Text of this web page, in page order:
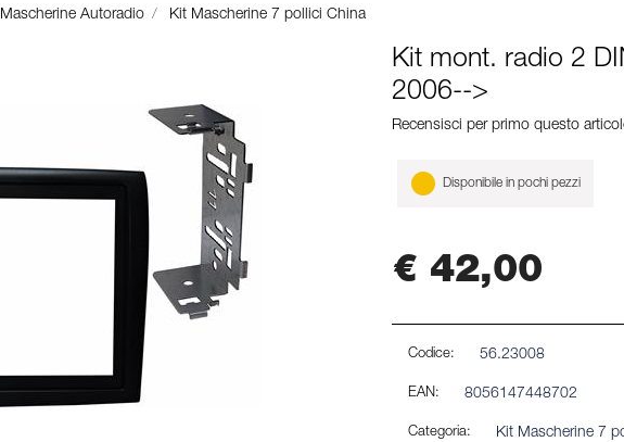
Mascherine Autoradio Kit Mascherine 7 pollici China
Kit mont. radio 2
2006-->
Recensisci per primo questo
Disponibile in pochi pezzi
€ 42,00
Codice: 56.23008
EAN: 8056147448702
Categoria: Kit Mascherine 7